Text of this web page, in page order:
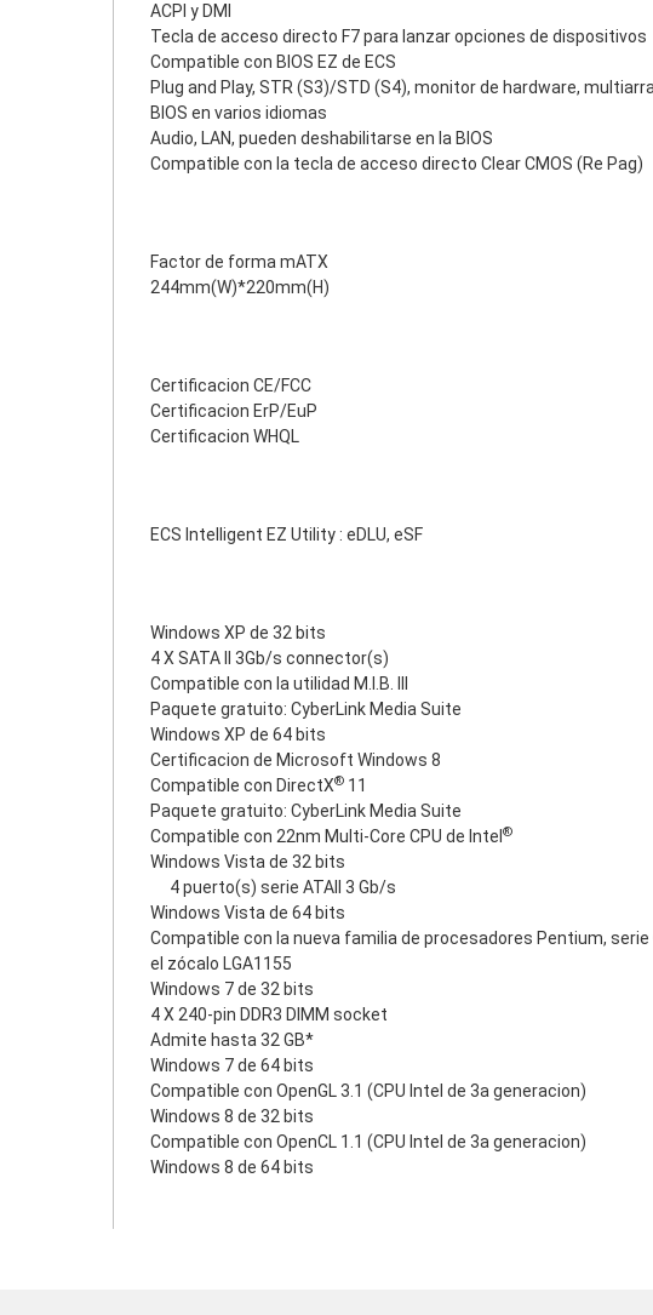
ACPI y DMI
Tecla de acceso directo F7 para lanzar opciones de dispositivos
Compatible con BIOS EZ de ECS
Plug and Play, STR (S3)/STD (S4), monitor de hardware,
BIOS en varios idiomas
Audio, LAN, pueden deshabilitarse en la BIOS
Compatible con la tecla de acceso directo Clear CMOS (Re Pag)
Factor de forma mATX
244mm(W)*220mm(H)
Certificacion CE/FCC
Certificacion ErP/EuP
Certificacion WHQL
ECS Intelligent EZ Utility : eDLU, eSF
Windows XP de 32 bits
4 X SATA II 3Gb/s connector(s)
Compatible con la utilidad M.I.B. III
Paquete gratuito: CyberLink Media Suite
Windows XP de 64 bits
Certificacion de Microsoft Windows 8
Compatible con DirectX® 11
Paquete gratuito: CyberLink Media Suite
Compatible con 22nm Multi-Core CPU de Intel ®
Windows Vista de 32 bits
4 puerto(s) serie ATAII 3 Gb/s
Windows Vista de 64 bits
Compatible con la nueva familia de procesadores Pentium, serie
el zócalo LGA1155
Windows 7 de 32 bits
4 X 240-pin DDR3 DIMM socket
Admite hasta 32 GB*
Windows 7 de 64 bits
Compatible con OpenGL 3.1 (CPU Intel de 3a generacion)
Windows 8 de 32 bits
Compatible con OpenCL 1.1 (CPU Intel de 3a generacion)
Windows 8 de 64 bits